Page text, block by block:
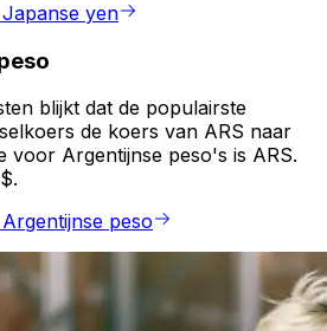
yen
blijkt dat de populairste
de koers van ARS naar
voor Argentijnse peso's is ARS.
peso